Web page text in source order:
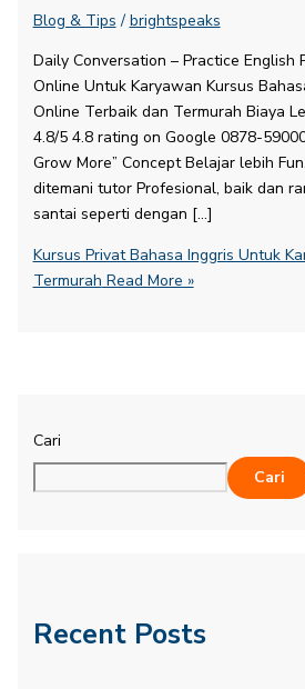
Blog & Tips / brightspeaks
Daily Conversation – Practice English​
Online Untuk Karyawan Kursus
Online Terbaik dan Termurah Biaya
4.8/5 4.8 rating on Google 0878-
Grow More” Concept Belajar lebih
ditemani tutor Profesional, baik dan
santai seperti dengan […]
Kursus Privat Bahasa Inggris Untuk
Termurah Read More »
Cari
Cari
Recent Posts